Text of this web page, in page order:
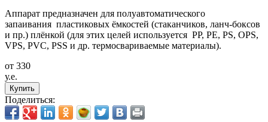
Аппарат предназначен для полуавтоматического
запаивания пластиковых ёмкостей (стаканчиков, ланч-боксов
и пр.) плёнкой (для этих целей используется PP, PE, PS, OPS,
VPS, PVC, PSS и др. термосвариваемые материалы).
от 330
у.е.
Купить
Поделиться: